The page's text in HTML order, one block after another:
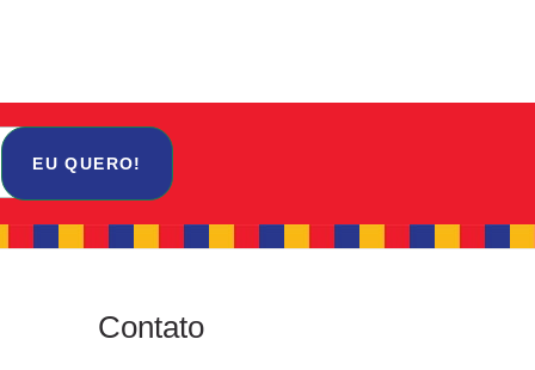
EU QUERO!
Contato